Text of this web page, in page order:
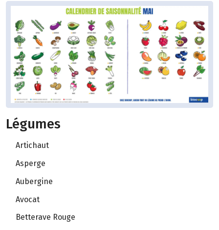
Légumes
Artichaut
Asperge
Aubergine
Avocat
Betterave Rouge